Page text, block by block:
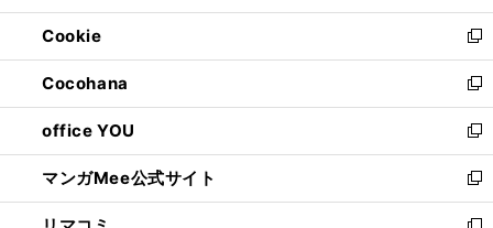
開
く
ウ
で
開
く
ン
ド
ウ
で
開
く
ウ
ィ
ン
ド
ウ
で
開
く
Cookie
新
し
い
ウ
ィ
ン
ド
ウ
Cocohana
新
し
い
ウ
ィ
ン
office YOU
新
し
い
ウ
マンガMee公式サイト
新
し